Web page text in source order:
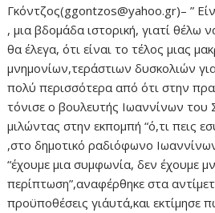
Γκόντζος(ggontzos@yahoo.gr)– ”
, μια βδομάδα ιστορική, γιατί θέλω
θα έλεγα, ότι είναι το τέλος μιας
μνημονίων,τεράστιων δυσκολιών
πολύ περισσότερα από ότι στην
τόνισε ο βουλευτής Ιωαννίνων του
μιλώντας στην εκπομπή “ό,τι πεις
,στο δημοτικό ραδιόφωνο
“έχουμε μια συμφωνία, δεν έχουμε
περίπτωση”,αναφέρθηκε στα
προϋποθέσεις γι΄αυτά,και εκτίμησε